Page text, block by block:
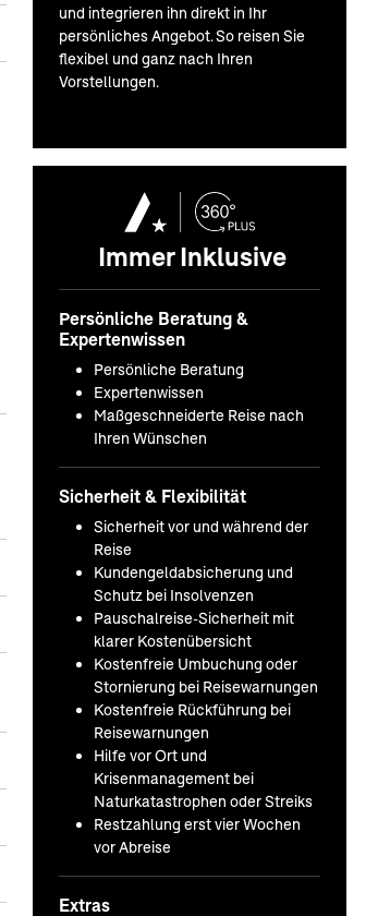
und integrieren ihn direkt in Ihr
persönliches Angebot. So reisen Sie
flexibel und ganz nach Ihren
Vorstellungen.
Immer Inklusive
Persönliche Beratung &
Expertenwissen
Persönliche Beratung
Expertenwissen
Maßgeschneiderte Reise nach
Ihren Wünschen
Sicherheit & Flexibilität
Sicherheit vor und während der
Reise
Kundengeldabsicherung und
Schutz bei Insolvenzen
Pauschalreise-Sicherheit mit
klarer Kostenübersicht
Kostenfreie Umbuchung oder
Stornierung bei Reisewarnungen
Kostenfreie Rückführung bei
Reisewarnungen
Hilfe vor Ort und
Krisenmanagement bei
Naturkatastrophen oder Streiks
Restzahlung erst vier Wochen
vor Abreise
Extras